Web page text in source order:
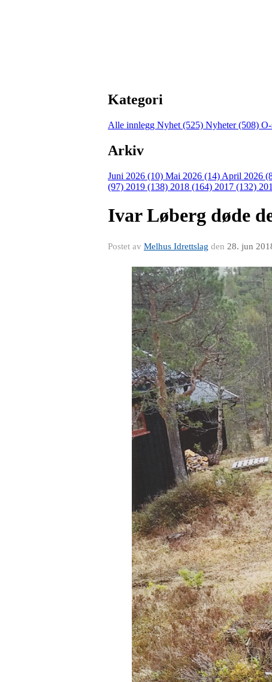
Kategori
Alle innlegg Nyhet (525) Nyheter (508)
Arkiv
Juni 2026 (10) Mai 2026 (14) April 2026
(97) 2019 (138) 2018 (164) 2017 (132)
Ivar Løberg døde
Postet av Melhus Idrettslag den 28. jun